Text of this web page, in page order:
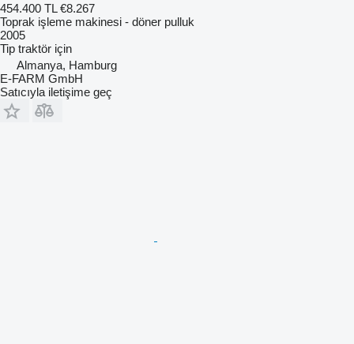
454.400 TL €8.267
Toprak işleme makinesi - döner pulluk
2005
Tip traktör için
Almanya, Hamburg
E-FARM GmbH
Satıcıyla iletişime geç